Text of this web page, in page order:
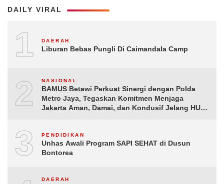
DAILY VIRAL
1 DAERAH
Liburan Bebas Pungli Di Caimandala Camp
2 NASIONAL
BAMUS Betawi Perkuat Sinergi dengan Polda
Metro Jaya, Tegaskan Komitmen Menjaga
Jakarta Aman, Damai, dan Kondusif Jelang HUT
3 PENDIDIKAN
Unhas Awali Program SAPI SEHAT di Dusun
Bontorea
DAERAH